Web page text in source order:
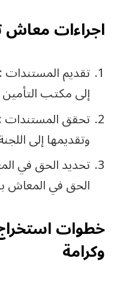
اجراءات معاش
تقديم المستندات
إلى مكتب
تحقق المستندات
وتقديمها إلى
تحديد الحق في
الحق في المعاش
خطوات
وكرامة